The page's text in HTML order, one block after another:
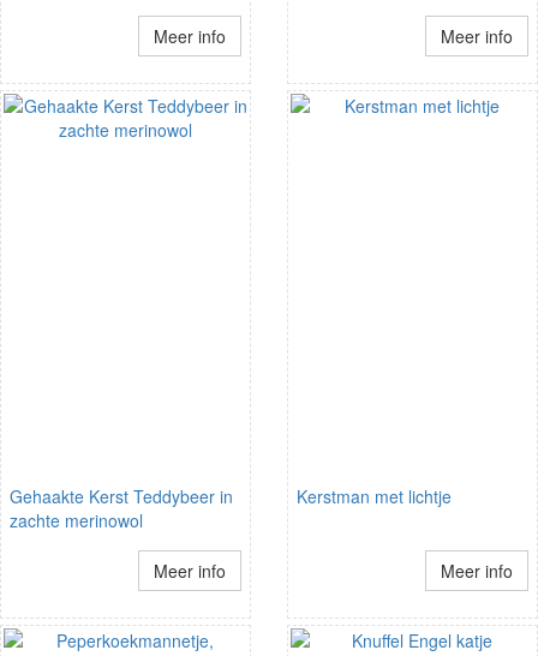
Meer info Meer info
Gehaakte Kerst Teddybeer in
zachte merinowol
Meer info
Kerstman met lichtje
Meer info